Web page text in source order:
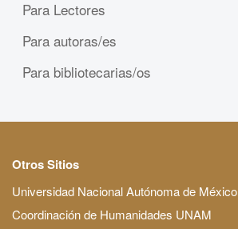
Para Lectores
Para autoras/es
Para bibliotecarias/os
Otros Sitios
Universidad Nacional Autónoma de México
Coordinación de Humanidades UNAM